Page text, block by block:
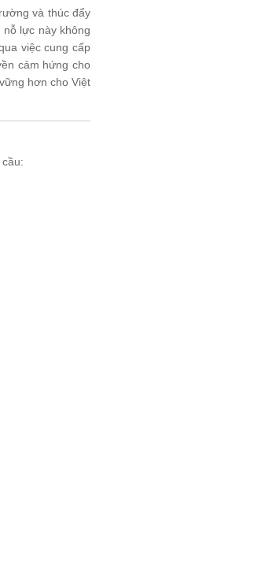
và thúc đẩy
lực này không
việc cung cấp
cảm hứng cho
hơn cho Việt